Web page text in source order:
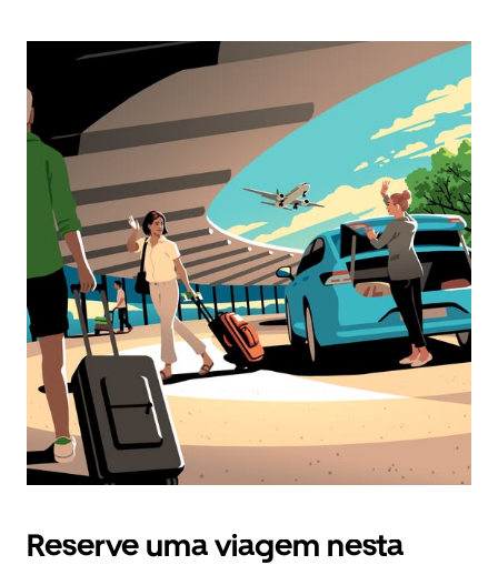
Reserve uma viagem nesta